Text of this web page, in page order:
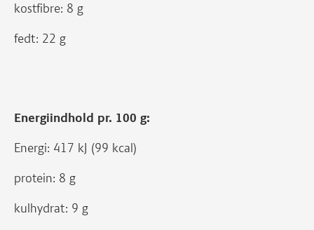
kostfibre: 8 g
fedt: 22 g
Energiindhold pr. 100 g:
Energi: 417 kJ (99 kcal)
protein: 8 g
kulhydrat: 9 g